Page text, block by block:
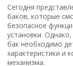
Сегодня
баков, которые
безопасное
установки.
бак необходимо
характеристики и
механизма.